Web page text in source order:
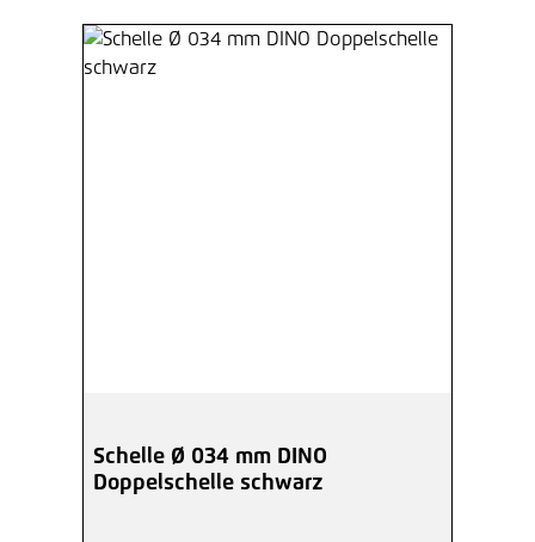
Schelle Ø 034 mm DINO
Doppelschelle schwarz